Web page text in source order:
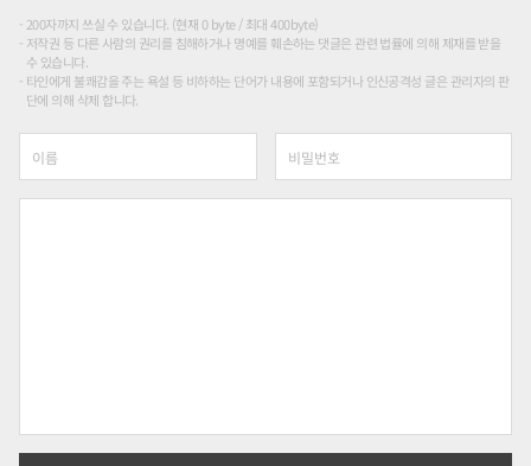
200자까지 쓰실 수 있습니다. (현재 0 byte / 최대 400byte)
저작권 등 다른 사람의 권리를 침해하거나 명예를 훼손하는 댓글은 관련 법률에 의해 제재를 받을
수 있습니다.
타인에게 불쾌감을 주는 욕설 등 비하하는 단어가 내용에 포함되거나 인신공격성 글은 관리자의 판
단에 의해 삭제 합니다.